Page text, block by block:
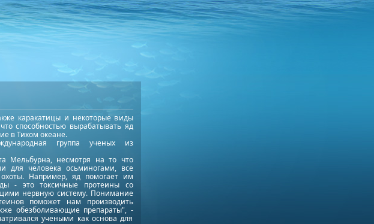
каракатицы и некоторые виды
способностью вырабатывать яд
в Тихом океане.
группа ученых из
Мельбурна, несмотря на то что
для человека осьминогами, все
Например, яд помогает им
- это токсичные протеины со
нервную систему. Понимание
поможет нам производить
обезболивающие препараты", -
учеными как основа для